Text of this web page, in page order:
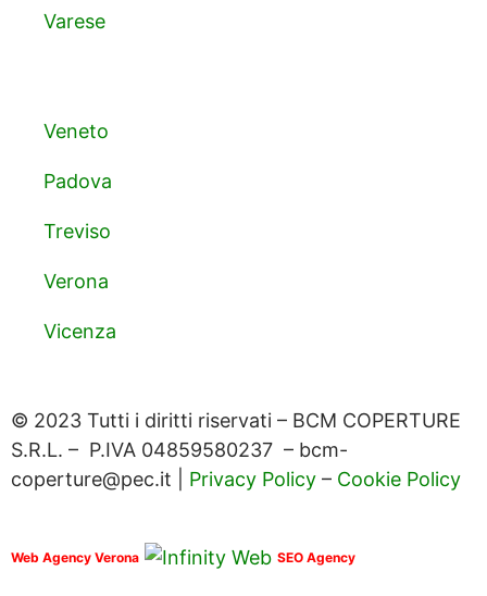
Varese
Veneto
Padova
Treviso
Verona
Vicenza
© 2023 Tutti i diritti riservati – BCM COPERTURE
S.R.L. – P.IVA 04859580237 – bcm-
coperture@pec.it | Privacy Policy – Cookie Policy
Web Agency Verona SEO Agency